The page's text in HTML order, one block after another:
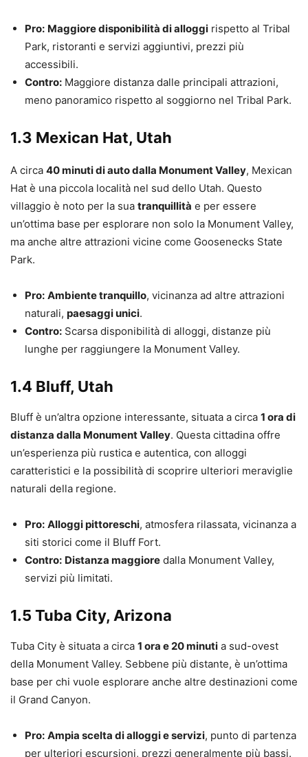
Pro: Maggiore disponibilità di alloggi rispetto al Tribal
Park, ristoranti e servizi aggiuntivi, prezzi più
accessibili.
Contro: Maggiore distanza dalle principali attrazioni,
meno panoramico rispetto al soggiorno nel Tribal Park.
1.3 Mexican Hat, Utah
A circa 40 minuti di auto dalla Monument Valley, Mexican
Hat è una piccola località nel sud dello Utah. Questo
villaggio è noto per la sua tranquillità e per essere
un’ottima base per esplorare non solo la Monument Valley,
ma anche altre attrazioni vicine come Goosenecks State
Park.
Pro: Ambiente tranquillo, vicinanza ad altre attrazioni
naturali, paesaggi unici.
Contro: Scarsa disponibilità di alloggi, distanze più
lunghe per raggiungere la Monument Valley.
1.4 Bluff, Utah
Bluff è un’altra opzione interessante, situata a circa 1 ora di
distanza dalla Monument Valley. Questa cittadina offre
un’esperienza più rustica e autentica, con alloggi
caratteristici e la possibilità di scoprire ulteriori meraviglie
naturali della regione.
Pro: Alloggi pittoreschi, atmosfera rilassata, vicinanza a
siti storici come il Bluff Fort.
Contro: Distanza maggiore dalla Monument Valley,
servizi più limitati.
1.5 Tuba City, Arizona
Tuba City è situata a circa 1 ora e 20 minuti a sud-ovest
della Monument Valley. Sebbene più distante, è un’ottima
base per chi vuole esplorare anche altre destinazioni come
il Grand Canyon.
Pro: Ampia scelta di alloggi e servizi, punto di partenza
per ulteriori escursioni, prezzi generalmente più bassi.